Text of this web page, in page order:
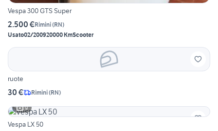
Vespa 300 GTS Super
2.500 €Rimini(RN)
Usato02/200920000 KmScooter
ruote
30 € Rimini(RN)
9
Vespa LX 50